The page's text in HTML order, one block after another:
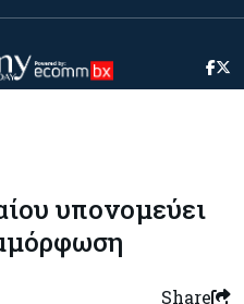
υπονομεύει
Share